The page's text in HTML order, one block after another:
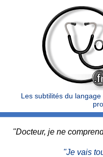
Les subtilités du
"Docteur, je ne
"Je vais